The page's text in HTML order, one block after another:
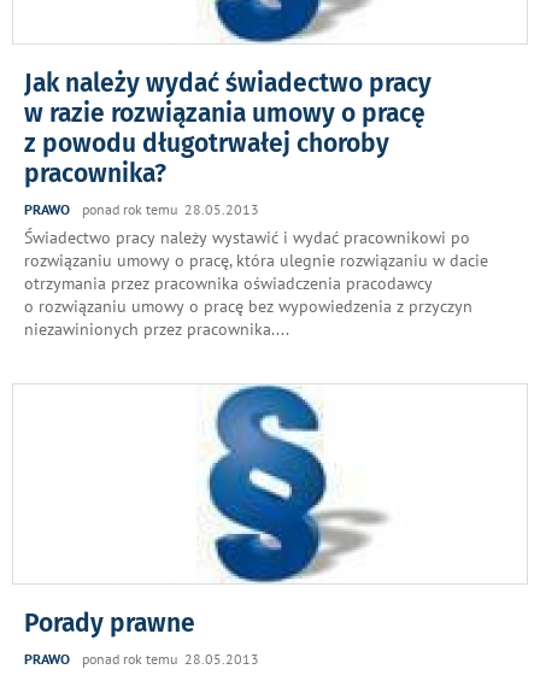
Jak należy wydać świadectwo pracy
w razie rozwiązania umowy o pracę
z powodu długotrwałej choroby
pracownika?
PRAWO ponad rok temu 28.05.2013
Świadectwo pracy należy wystawić i wydać pracownikowi po
rozwiązaniu umowy o pracę, która ulegnie rozwiązaniu w dacie
otrzymania przez pracownika oświadczenia pracodawcy
o rozwiązaniu umowy o pracę bez wypowiedzenia z przyczyn
niezawinionych przez pracownika....
Porady prawne
PRAWO ponad rok temu 28.05.2013